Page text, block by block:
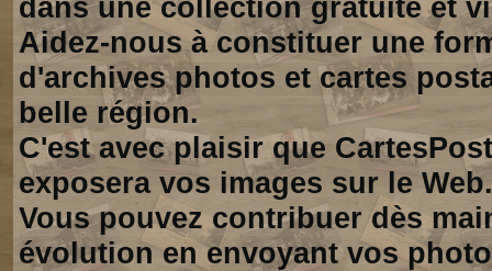
Aidez-nous à constituer une
d'archives photos et cartes
belle région.
C'est avec plaisir que
exposera vos images sur le Web.
Vous pouvez contribuer dès
évolution en envoyant vos